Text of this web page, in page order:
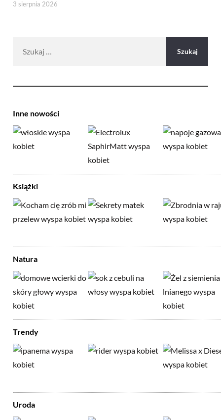
3 sierpnia 2026
Inne nowości
Książki
Natura
Trendy
Uroda